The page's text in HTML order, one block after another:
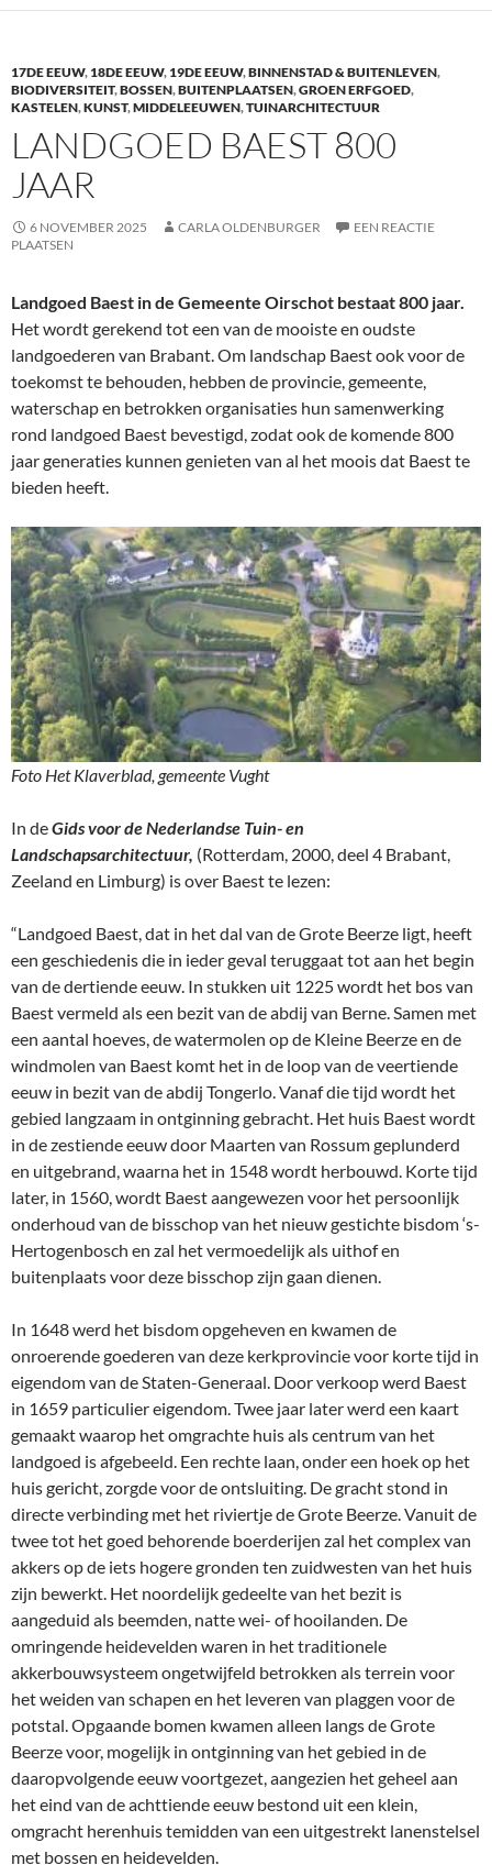
b
o
o
k
er e
dI
n
17DE EEUW, 18DE EEUW, 19DE EEUW,BINNENSTAD & BUITENLEVEN,
BIODIVERSITEIT,BOSSEN,BUITENPLAATSEN,GROEN ERFGOED,
KASTELEN,KUNST,MIDDELEEUWEN,TUINARCHITECTUUR
LANDGOED BAEST 800
JAAR
6 NOVEMBER 2025 CARLA OLDENBURGER
EEN REACTIE
PLAATSEN
Landgoed Baest in de Gemeente Oirschot bestaat 800 jaar.
Het wordt gerekend tot een van de mooiste en oudste
landgoederen van Brabant. Om landschap Baest ook voor de
toekomst te behouden, hebben de provincie, gemeente,
waterschap en betrokken organisaties hun samenwerking
rond landgoed Baest bevestigd, zodat ook de komende 800
jaar generaties kunnen genieten van al het moois dat Baest te
bieden heeft.
Foto Het Klaverblad, gemeente Vught
In deGids voor de Nederlandse Tuin- en
Landschapsarchitectuur, (Rotterdam, 2000, deel 4 Brabant,
Zeeland en Limburg) is over Baest te lezen:
“Landgoed Baest, dat in het dal van de Grote Beerze ligt, heeft
een geschiedenis die in ieder geval teruggaat tot aan het begin
van de dertiende eeuw. In stukken uit 1225 wordt het bos van
Baest vermeld als een bezit van de abdij van Berne. Samen met
een aantal hoeves, de watermolen op de Kleine Beerze en de
windmolen van Baest komt het in de loop van de veertiende
eeuw in bezit van de abdij Tongerlo. Vanaf die tijd wordt het
gebied langzaam in ontginning gebracht. Het huis Baest wordt
in de zestiende eeuw door Maarten van Rossum geplunderd
en uitgebrand, waarna het in 1548 wordt herbouwd. Korte tijd
later, in 1560, wordt Baest aangewezen voor het persoonlijk
onderhoud van de bisschop van het nieuw gestichte bisdom ‘s-
Hertogenbosch en zal het vermoedelijk als uithof en
buitenplaats voor deze bisschop zijn gaan dienen.
In 1648 werd het bisdom opgeheven en kwamen de
onroerende goederen van deze kerkprovincie voor korte tijd in
eigendom van de Staten-Generaal. Door verkoop werd Baest
in 1659 particulier eigendom. Twee jaar later werd een kaart
gemaakt waarop het omgrachte huis als centrum van het
landgoed is afgebeeld. Een rechte laan, onder een hoek op het
huis gericht, zorgde voor de ontsluiting. De gracht stond in
directe verbinding met het riviertje de Grote Beerze. Vanuit de
twee tot het goed behorende boerderijen zal het complex van
akkers op de iets hogere gronden ten zuidwesten van het huis
zijn bewerkt. Het noordelijk gedeelte van het bezit is
aangeduid als beemden, natte wei- of hooilanden. De
omringende heidevelden waren in het traditionele
akkerbouwsysteem ongetwijfeld betrokken als terrein voor
het weiden van schapen en het leveren van plaggen voor de
potstal. Opgaande bomen kwamen alleen langs de Grote
Beerze voor, mogelijk in ontginning van het gebied in de
daaropvolgende eeuw voortgezet, aangezien het geheel aan
het eind van de achttiende eeuw bestond uit een klein,
omgracht herenhuis temidden van een uitgestrekt lanenstelsel
met bossen en heidevelden.